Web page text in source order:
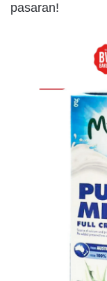
pasaran!